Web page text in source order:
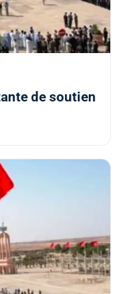
de soutien